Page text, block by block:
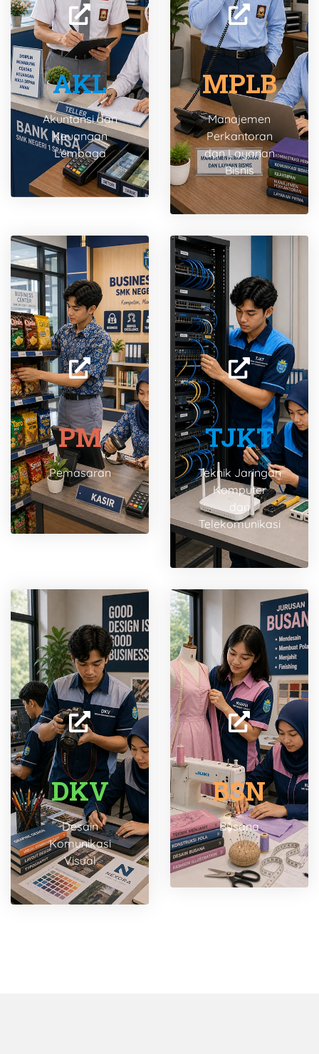
AKL
Akuntansi dan
Keuangan
Lembaga
MPLB
Manajemen
Perkantoran
dan Layanan
Bisnis
PM
Pemasaran
.
TJKT
Teknik Jaringan
Komputer
dan
Telekomunikasi
DKV
Desain
Komunikasi
Visual
BSN
Busana
.